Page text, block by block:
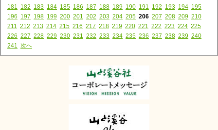
181
182 183 184 185 186 187 188 189 190 191 192 193 194 195
196 197 198 199 200 201 202 203 204 205 206 207 208 209 210
211
212 213 214 215 216 217 218 219 220 221 222 223 224 225
226 227 228 229 230 231 232 233 234 235 236 237 238 239 240
241
次へ